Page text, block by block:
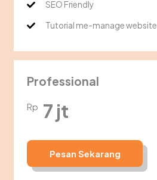
SEO Friendly
Tutorial me-manage website
Professional
Rp 7 jt
Pesan Sekarang